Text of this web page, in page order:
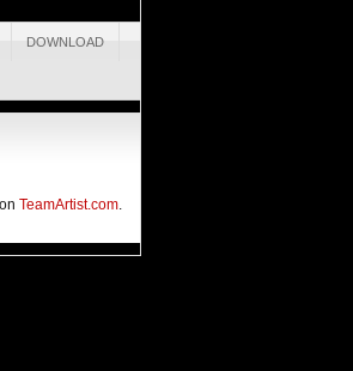
DOWNLOAD
TeamArtist.com.